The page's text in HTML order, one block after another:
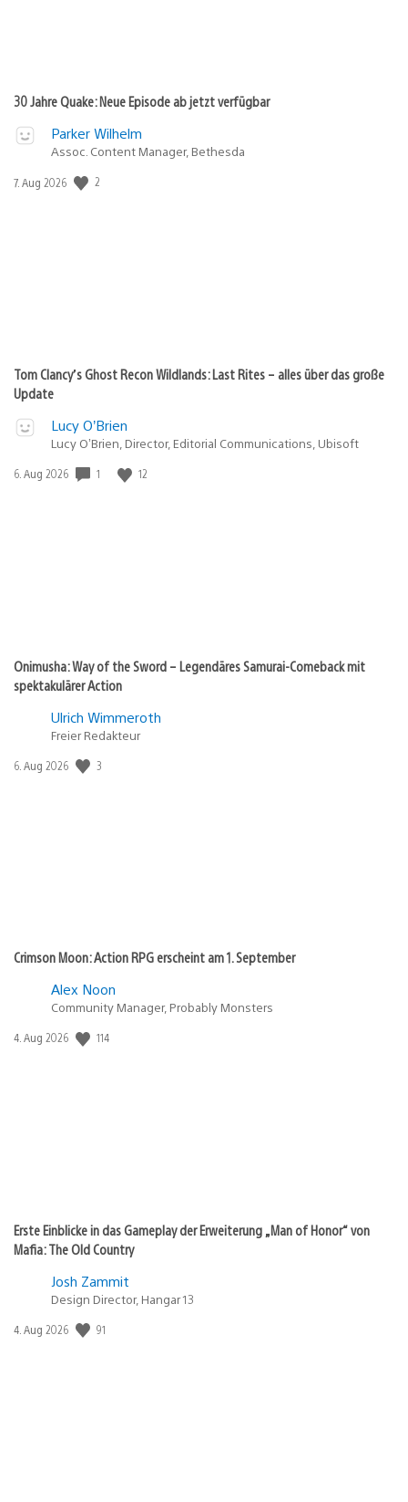
30 Jahre Quake: Neue Episode ab jetzt verfügbar
Parker Wilhelm
Assoc. Content Manager, Bethesda
Veröffentlichungsdatum:
7. Aug 2026 2
Tom Clancy’s Ghost Recon Wildlands: Last Rites – alles über das große
Update
Lucy O’Brien
Lucy O’Brien, Director, Editorial Communications, Ubisoft
Veröffentlichungsdatum:
6. Aug 2026 1 12
Onimusha: Way of the Sword – Legendäres Samurai-Comeback mit
spektakulärer Action
Ulrich Wimmeroth
Freier Redakteur
Veröffentlichungsdatum:
6. Aug 2026 3
Crimson Moon: Action RPG erscheint am 1. September
Alex Noon
Community Manager, Probably Monsters
Veröffentlichungsdatum:
4. Aug 2026 114
Erste Einblicke in das Gameplay der Erweiterung „Man of Honor“ von
Mafia: The Old Country
Josh Zammit
Design Director, Hangar 13
Veröffentlichungsdatum:
4. Aug 2026 91